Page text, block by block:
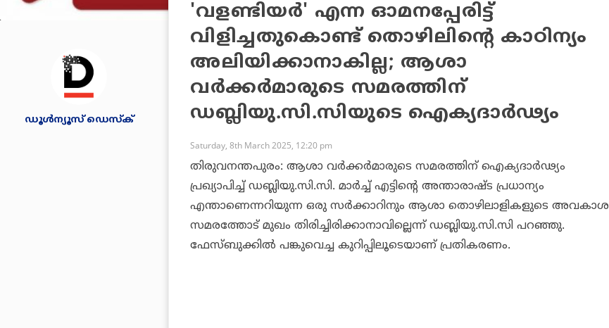
ഡൂള്‍ന്യൂസ് ഡെസ്‌ക്
'വളണ്ടിയര്‍' എന്ന ഓമനപ്പേരിട്ട്
വിളിച്ചതുകൊണ്ട് തൊഴിലിന്റെ കാഠിന്യം
അലിയിക്കാനാകില്ല; ആശാ
വര്‍ക്കര്‍മാരുടെ സമരത്തിന്
ഡബ്ലിയു.സി.സിയുടെ ഐക്യദാര്‍ഢ്യം
Saturday, 8th March 2025, 12:20 pm
തിരുവനന്തപുരം: ആശാ വര്‍ക്കര്‍മാരുടെ സമരത്തിന് ഐക്യദാര്‍ഢ്യം
പ്രഖ്യാപിച്ച് ഡബ്ലിയു.സി.സി. മാര്‍ച്ച് എട്ടിന്റെ അന്താരാഷ്ട പ്രധാന്യം
എന്താണെന്നറിയുന്ന ഒരു സര്‍ക്കാറിനും ആശാ തൊഴിലാളികളുടെ അവകാശ
സമരത്തോട് മുഖം തിരിച്ചിരിക്കാനാവില്ലെന്ന് ഡബ്ലിയു.സി.സി പറഞ്ഞു.
ഫേസ്ബുക്കില്‍ പങ്കുവെച്ച കുറിപ്പിലൂടെയാണ് പ്രതികരണം.